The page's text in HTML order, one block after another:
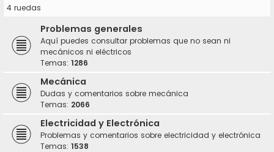
4 ruedas
Problemas generales
Aquí puedes consultar problemas que no sean ni
mecánicos ni eléctricos
Temas: 1286
Mecánica
Dudas y comentarios sobre mecánica
Temas: 2066
Electricidad y Electrónica
Problemas y comentarios sobre electricidad y electrónica
Temas: 1538